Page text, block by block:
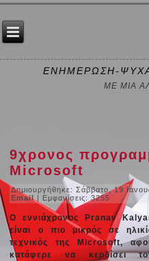
ΕΝΗΜΕΡΩΣΗ-
ΜΕ ΜΙΑ
9χρονος
Microsoft
Δημιουργήθηκε: Σάββατο, 19
Email | Εμφανίσεις: 3255
Ο εννιάχρονος Pranav
είναι ο πιο μικρός σε
τεχνικός της Microsoft,
κατάφερε να κερδίσει